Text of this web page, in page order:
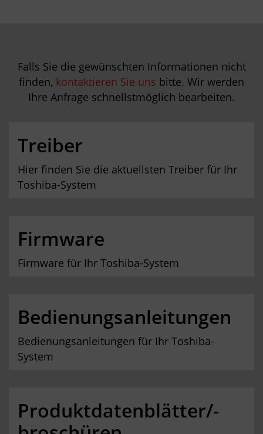
Falls Sie die gewünschten Informationen nicht
finden, kontaktieren Sie uns bitte. Wir werden
Ihre Anfrage schnellstmöglich bearbeiten.
Treiber
Hier finden Sie die aktuellsten Treiber für Ihr
Toshiba-System
Firmware
Firmware für Ihr Toshiba-System
Bedienungsanleitungen
Bedienungsanleitungen für Ihr Toshiba-
System
Produktdatenblätter/-